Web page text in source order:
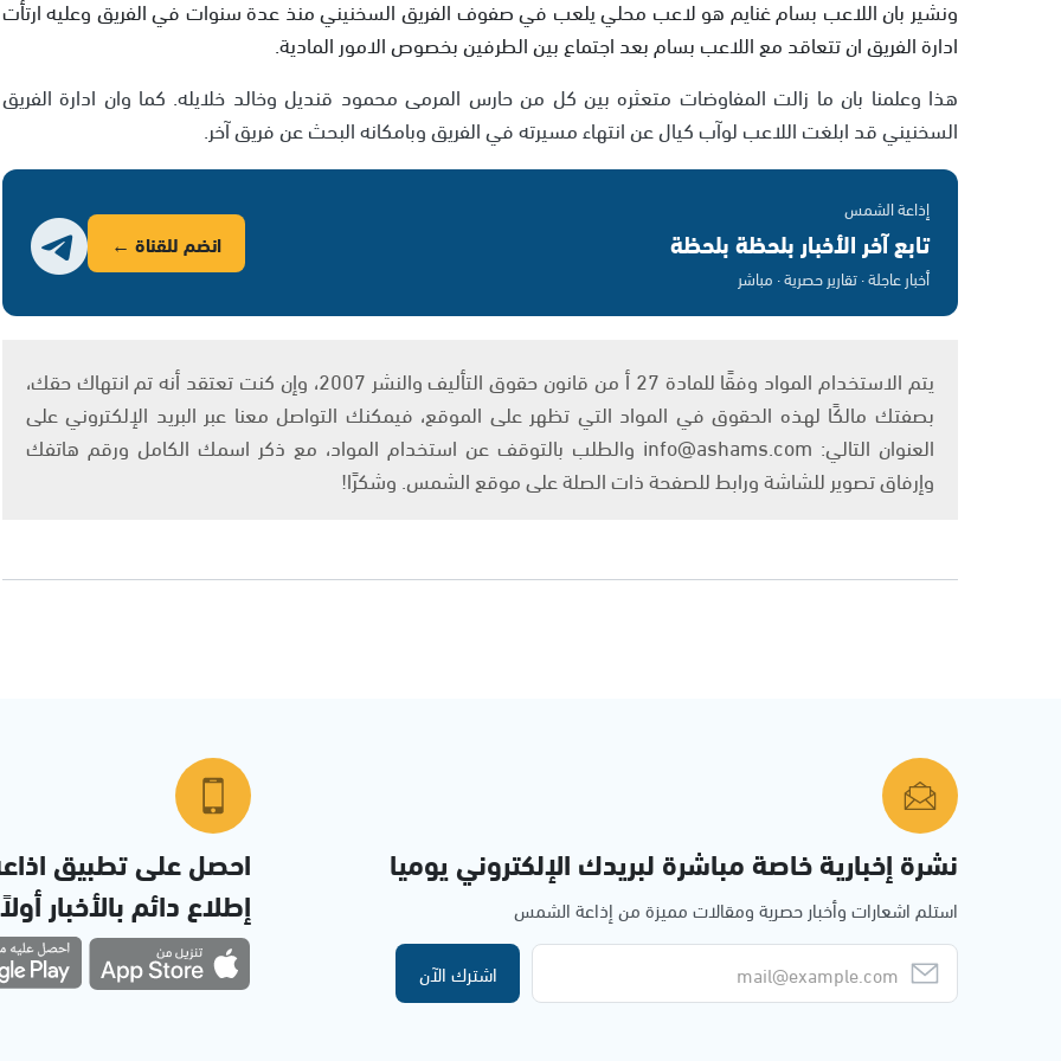
ونشير بان اللاعب بسام غنايم هو لاعب محلي يلعب في صفوف الفريق السخنيني منذ عدة سنوات في الفريق وعليه ارتأت
ادارة الفريق ان تتعاقد مع اللاعب بسام بعد اجتماع بين الطرفين بخصوص الامور المادية.
هذا وعلمنا بان ما زالت المفاوضات متعثره بين كل من حارس المرمى محمود قنديل وخالد خلايله. كما وان ادارة الفريق
السخنيني قد ابلغت اللاعب لوآب كيال عن انتهاء مسيرته في الفريق وبامكانه البحث عن فريق آخر.
إذاعة الشمس
تابع آخر الأخبار بلحظة بلحظة
أخبار عاجلة · تقارير حصرية · مباشر
انضم للقناة ←
يتم الاستخدام المواد وفقًا للمادة 27 أ من قانون حقوق التأليف والنشر 2007، وإن كنت تعتقد أنه تم انتهاك حقك،
بصفتك مالكًا لهذه الحقوق في المواد التي تظهر على الموقع، فيمكنك التواصل معنا عبر البريد الإلكتروني على
العنوان التالي: info@ashams.com والطلب بالتوقف عن استخدام المواد، مع ذكر اسمك الكامل ورقم هاتفك
وإرفاق تصوير للشاشة ورابط للصفحة ذات الصلة على موقع الشمس. وشكرًا!
نشرة إخبارية خاصة مباشرة لبريدك الإلكتروني يوميا
استلم اشعارات وأخبار حصرية ومقالات مميزة من إذاعة الشمس
اشترك الآن
احصل على تطبيق
إطلاع دائم بالأخبار